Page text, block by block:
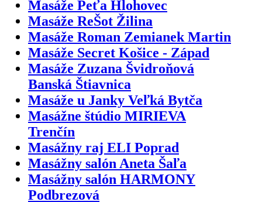
Masáže Peťa Hlohovec
Masáže ReŠot Žilina
Masáže Roman Zemianek Martin
Masáže Secret Košice - Západ
Masáže Zuzana Švidroňová
Banská Štiavnica
Masáže u Janky Veľká Bytča
Masážne štúdio MIRIEVA
Trenčín
Masážny raj ELI Poprad
Masážny salón Aneta Šaľa
Masážny salón HARMONY
Podbrezová